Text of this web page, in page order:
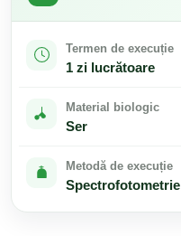
Termen de execuție
1 zi lucrătoare
Material biologic
Ser
Metodă de execuție
Spectrofotometrie